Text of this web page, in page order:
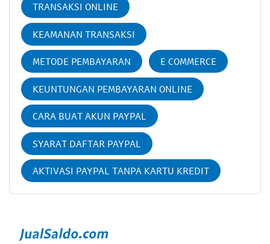
TRANSAKSI ONLINE
KEAMANAN TRANSAKSI
METODE PEMBAYARAN E COMMERCE
KEUNTUNGAN PEMBAYARAN ONLINE
CARA BUAT AKUN PAYPAL
SYARAT DAFTAR PAYPAL
AKTIVASI PAYPAL TANPA KARTU KREDIT